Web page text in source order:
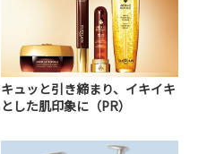
キュッと引き締まり、イキイキ
とした肌印象に（PR）